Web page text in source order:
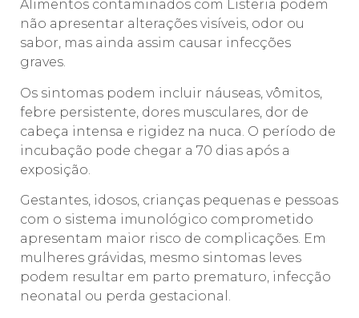
Alimentos contaminados com Listeria podem
não apresentar alterações visíveis, odor ou
sabor, mas ainda assim causar infecções
graves.
Os sintomas podem incluir náuseas, vômitos,
febre persistente, dores musculares, dor de
cabeça intensa e rigidez na nuca. O período de
incubação pode chegar a 70 dias após a
exposição.
Gestantes, idosos, crianças pequenas e pessoas
com o sistema imunológico comprometido
apresentam maior risco de complicações. Em
mulheres grávidas, mesmo sintomas leves
podem resultar em parto prematuro, infecção
neonatal ou perda gestacional.